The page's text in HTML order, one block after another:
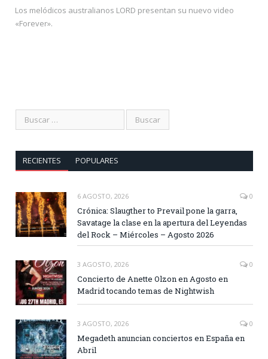
Los melódicos australianos LORD presentan su nuevo video
«Forever».
RECIENTES POPULARES
6 AGOSTO, 2026 0
Crónica: Slaugther to Prevail pone la garra,
Savatage la clase en la apertura del Leyendas
del Rock – Miércoles – Agosto 2026
3 AGOSTO, 2026 0
Concierto de Anette Olzon en Agosto en
Madrid tocando temas de Nightwish
3 AGOSTO, 2026 0
Megadeth anuncian conciertos en España en
Abril